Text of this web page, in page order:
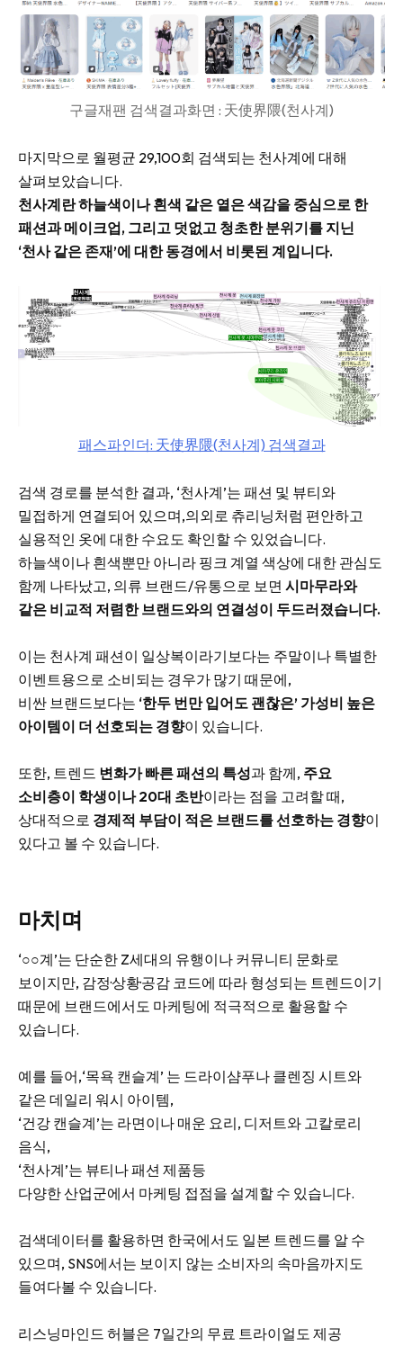
구글재팬 검색결과화면 : 天使界隈(천사계)
마지막으로 월평균 29,100회 검색되는 천사계에 대해
살펴보았습니다.
천사계란 하늘색이나 흰색 같은 옅은 색감을 중심으로 한
패션과 메이크업, 그리고 덧없고 청초한 분위기를 지닌
‘천사 같은 존재’에 대한 동경에서 비롯된 계입니다.
패스파인더: 天使界隈(천사계) 검색결과
검색 경로를 분석한 결과, ‘천사계’는 패션 및 뷰티와
밀접하게 연결되어 있으며,의외로 츄리닝처럼 편안하고
실용적인 옷에 대한 수요도 확인할 수 있었습니다.
하늘색이나 흰색뿐만 아니라 핑크 계열 색상에 대한 관심도
함께 나타났고, 의류 브랜드/유통으로 보면 시마무라와
같은 비교적 저렴한 브랜드와의 연결성이 두드러졌습니다.
이는 천사계 패션이 일상복이라기보다는 주말이나 특별한
이벤트용으로 소비되는 경우가 많기 때문에,
비싼 브랜드보다는 ‘한두 번만 입어도 괜찮은’ 가성비 높은
아이템이 더 선호되는 경향이 있습니다.
또한, 트렌드 변화가 빠른 패션의 특성과 함께, 주요
소비층이 학생이나 20대 초반이라는 점을 고려할 때,
상대적으로 경제적 부담이 적은 브랜드를 선호하는 경향이
있다고 볼 수 있습니다.
마치며
‘○○계’는 단순한 Z세대의 유행이나 커뮤니티 문화로
보이지만, 감정·상황·공감 코드에 따라 형성되는 트렌드이기
때문에 브랜드에서도 마케팅에 적극적으로 활용할 수
있습니다.
예를 들어,‘목욕 캔슬계’ 는 드라이샴푸나 클렌징 시트와
같은 데일리 워시 아이템,
‘건강 캔슬계’는 라면이나 매운 요리, 디저트와 고칼로리
음식,
‘천사계’는 뷰티나 패션 제품등
다양한 산업군에서 마케팅 접점을 설계할 수 있습니다.
검색데이터를 활용하면 한국에서도 일본 트렌드를 알 수
있으며, SNS에서는 보이지 않는 소비자의 속마음까지도
들여다볼 수 있습니다.
리스닝마인드 허블은 7일간의 무료 트라이얼도 제공